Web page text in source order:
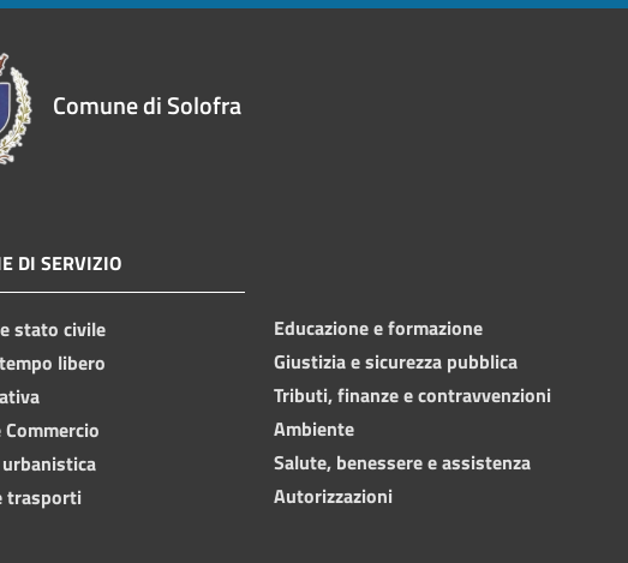
Comune di Solofra
DI SERVIZIO
stato civile
libero
trasporti
Educazione e formazione
Giustizia e sicurezza pubblica
Tributi, finanze e contravvenzioni
Ambiente
Salute, benessere e assistenza
Autorizzazioni